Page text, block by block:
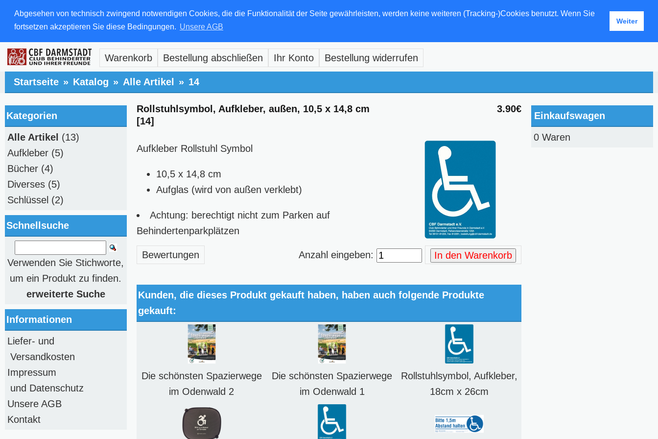
Abgesehen von technisch zwingend notwendigen Cookies, die die Funktionalität der Seite gewährleisten, werden keine weiteren (Tracking-)Cookies benutzt. Wenn Sie
fortsetzen akzeptieren Sie diese Bedingungen. Unsere AGB
Weiter
Warenkorb Bestellung abschließen Ihr Konto Bestellung widerrufen
Startseite » Katalog » Alle Artikel » 14
3.90€
Rollstuhlsymbol, Aufkleber, außen, 10,5 x 14,8 cm
[14]
Aufkleber Rollstuhl Symbol
10,5 x 14,8 cm
Aufglas (wird von außen verklebt)
Achtung: berechtigt nicht zum Parken auf
Behindertenparkplätzen
Anzahl eingeben: In den Warenkorb
Bewertungen
Kunden, die dieses Produkt gekauft haben, haben auch folgende Produkte
gekauft:
Die schönsten Spazierwege
im Odenwald 2
Die schönsten Spazierwege
im Odenwald 1
Rollstuhlsymbol, Aufkleber,
18cm x 26cm
Kategorien
Alle Artikel (13)
Aufkleber (5)
Bücher (4)
Diverses (5)
Schlüssel (2)
Schnellsuche
Verwenden Sie Stichworte,
um ein Produkt zu finden.
erweiterte Suche
Informationen
Liefer- und
Versandkosten
Impressum
und Datenschutz
Unsere AGB
Kontakt
Einkaufswagen
0 Waren